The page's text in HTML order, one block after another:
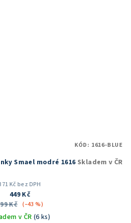
Smael modré 1616 Skladem v ČR
Kč bez DPH
449 Kč
Kč (–43 %)
v ČR (6 ks)
KÓD: 1616-BLUE